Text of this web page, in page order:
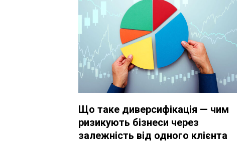
Що таке диверсифікація — чим
ризикують бізнеси через
залежність від одного клієнта